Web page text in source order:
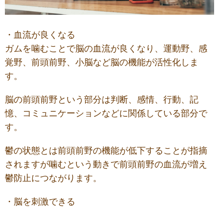
・血流が良くなる
ガムを噛むことで脳の血流が良くなり、 運動野、感
覚野、前頭前野、小脳など脳の機能が活性化しま
す。
脳の前頭前野という部分は判断、感情、行動、記
憶、コミュニケーションなどに関係している部分で
す。
鬱の状態とは前頭前野の機能が低下することが指摘
されますが噛むという動きで前頭前野の血流が増え
鬱防止につながります。
・脳を刺激できる